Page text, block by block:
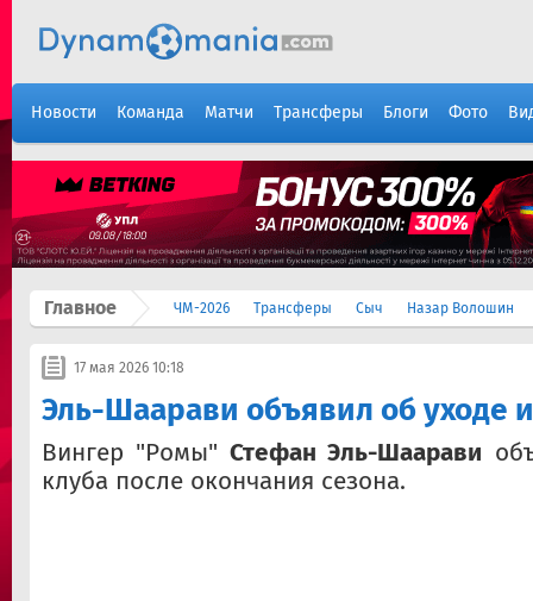
Новости Команда Матчи Трансферы Блоги Фото
Главное ЧМ-2026 Трансферы Сыч Назар Волошин
17 мая 2026 10:18
Эль-Шаарави объявил об уходе
Вингер "Ромы"Стефан Эль-Шаарави
клуба после окончания сезона.